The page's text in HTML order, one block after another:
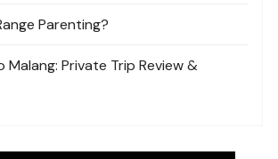
Parenting?
Malang: Private Trip Review &